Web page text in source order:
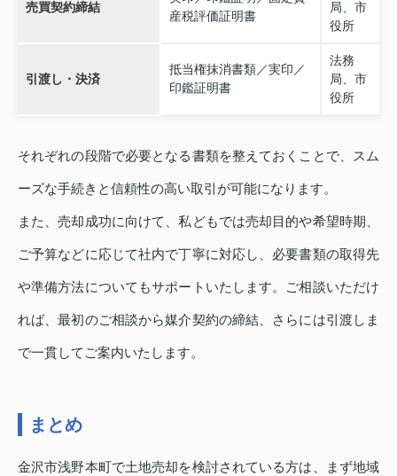
売買契約締結
産税評価証明書
局、市
役所
引渡し・決済
抵当権抹消書類／実印／
印鑑証明書
法務
局、市
役所
それぞれの段階で必要となる書類を整えておくことで、スム
ーズな手続きと信頼性の高い取引が可能になります。
また、売却成功に向けて、私どもでは売却目的や希望時期、
ご予算などに応じて社内で丁寧に対応し、必要書類の取得先
や準備方法についてもサポートいたします。ご相談いただけ
れば、最初のご相談から媒介契約の締結、さらには引渡しま
で一貫してご案内いたします。
まとめ
金沢市浅野本町で土地売却を検討されている方は、まず地域